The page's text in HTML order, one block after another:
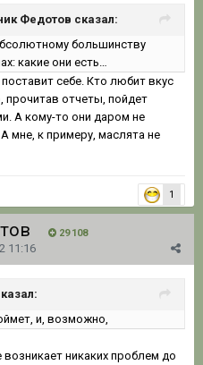
Федотов сказал:
большинству
какие они есть
себе. Кто любит вкус
прочитав отчеты, пойдет
А кому-то они даром не
мне, к примеру, маслята не
1
29 108
11:16
и, возможно,
никаких проблем до